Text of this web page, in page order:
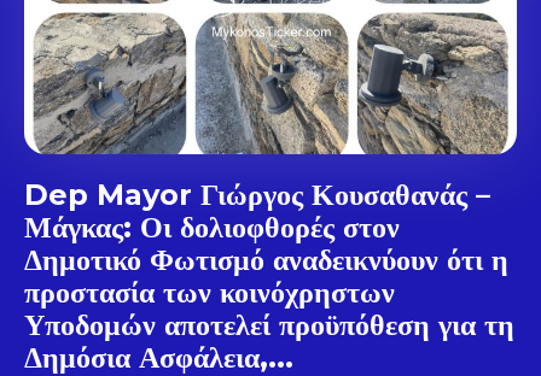
Dep Mayor Γιώργος Κουσαθανάς –
Μάγκας: Οι δολιοφθορές στον
Δημοτικό Φωτισμό αναδεικνύουν ότι η
προστασία των κοινόχρηστων
Υποδομών αποτελεί προϋπόθεση για τη
Δημόσια Ασφάλεια,...